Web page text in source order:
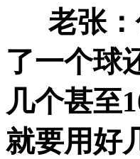
老张：
了一个球
几个甚至
就要用好